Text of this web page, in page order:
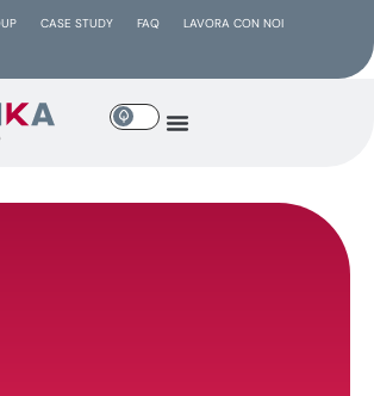
CASE STUDY FAQ LAVORA CON NOI